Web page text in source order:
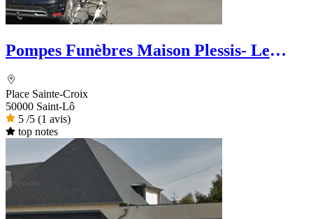
Pompes Funèbres Maison Plessis- Le
Place Sainte-Croix
50000 Saint-Lô
5 /5 (1 avis)
top notes